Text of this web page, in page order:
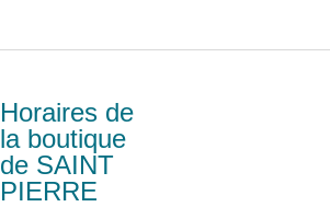
Horaires de
la boutique
de SAINT
PIERRE